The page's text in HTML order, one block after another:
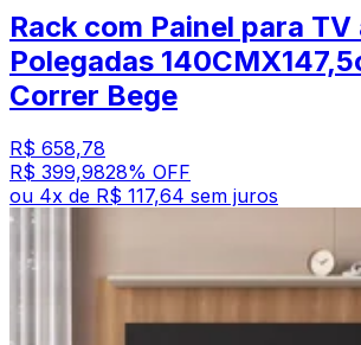
Rack com Painel para
Polegadas
Correr Bege
R$ 658,78
R$ 399,9828% OFF
ou 4x de R$ 117,64 sem juros